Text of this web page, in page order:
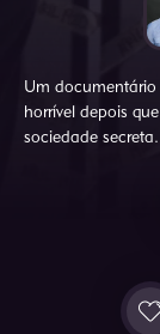
Um
horrível depois
sociedade secreta.